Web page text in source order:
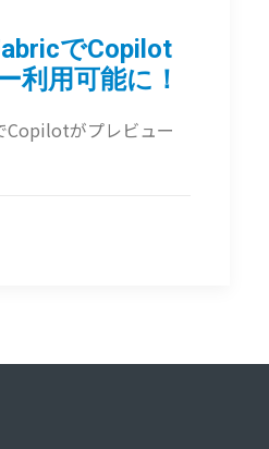
でCopilot
利用可能に！
がプレビュー